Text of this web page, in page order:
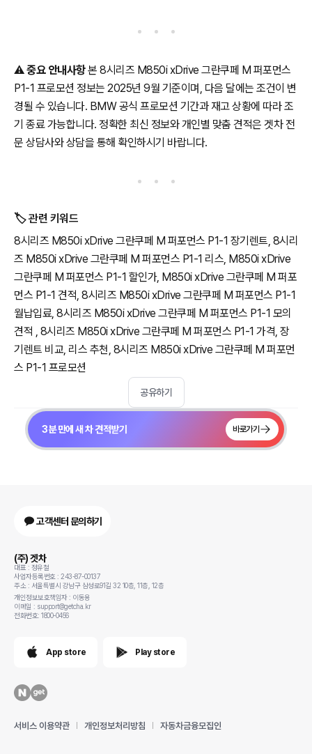
⚠️중요 안내사항본 8시리즈 M850i xDrive 그란쿠페 M 퍼포먼스
P1-1 프로모션 정보는 2025년 9월 기준이며, 다음 달에는 조건이 변
경될 수 있습니다. BMW 공식 프로모션 기간과 재고 상황에 따라 조
기 종료 가능합니다. 정확한 최신 정보와 개인별 맞춤 견적은 겟차 전
문 상담사와 상담을 통해 확인하시기 바랍니다.
🏷️ 관련 키워드
8시리즈 M850i xDrive 그란쿠페 M 퍼포먼스 P1-1 장기렌트, 8시리
즈 M850i xDrive 그란쿠페 M 퍼포먼스 P1-1 리스, M850i xDrive
그란쿠페 M 퍼포먼스 P1-1 할인가, M850i xDrive 그란쿠페 M 퍼포
먼스 P1-1 견적, 8시리즈 M850i xDrive 그란쿠페 M 퍼포먼스 P1-1
월납입료, 8시리즈 M850i xDrive 그란쿠페 M 퍼포먼스 P1-1 모의
견적 , 8시리즈 M850i xDrive 그란쿠페 M 퍼포먼스 P1-1 가격, 장
기렌트 비교, 리스 추천, 8시리즈 M850i xDrive 그란쿠페 M 퍼포먼
스 P1-1 프로모션
공유하기
3분 만에 새 차 견적받기 바로가기
고객센터 문의하기
(주) 겟차
대표 : 정유철
사업자등록번호 : 243-87-00137
주소 : 서울특별시 강남구 삼성로91길 32 10층, 11층, 12층
개인정보보호책임자 : 이동용
이메일 : support@getcha.kr
전화번호: 1800-0456
App store Play store
서비스 이용약관 개인정보처리방침 자동차금융모집인